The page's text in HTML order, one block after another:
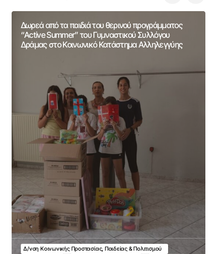
Δωρεά από τα παιδιά του θερινού προγράμματος
“Active Summer” του Γυμναστικού Συλλόγου
Δράμας στο Κοινωνικό Κατάστημα Αλληλεγγύης
Δ/νση Κοινωνικής Προστασίας, Παιδείας & Πολιτισμού